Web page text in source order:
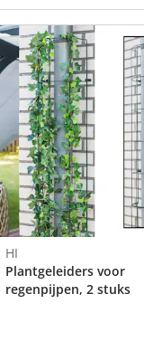
HI
Plantgeleiders voor
regenpijpen, 2 stuks